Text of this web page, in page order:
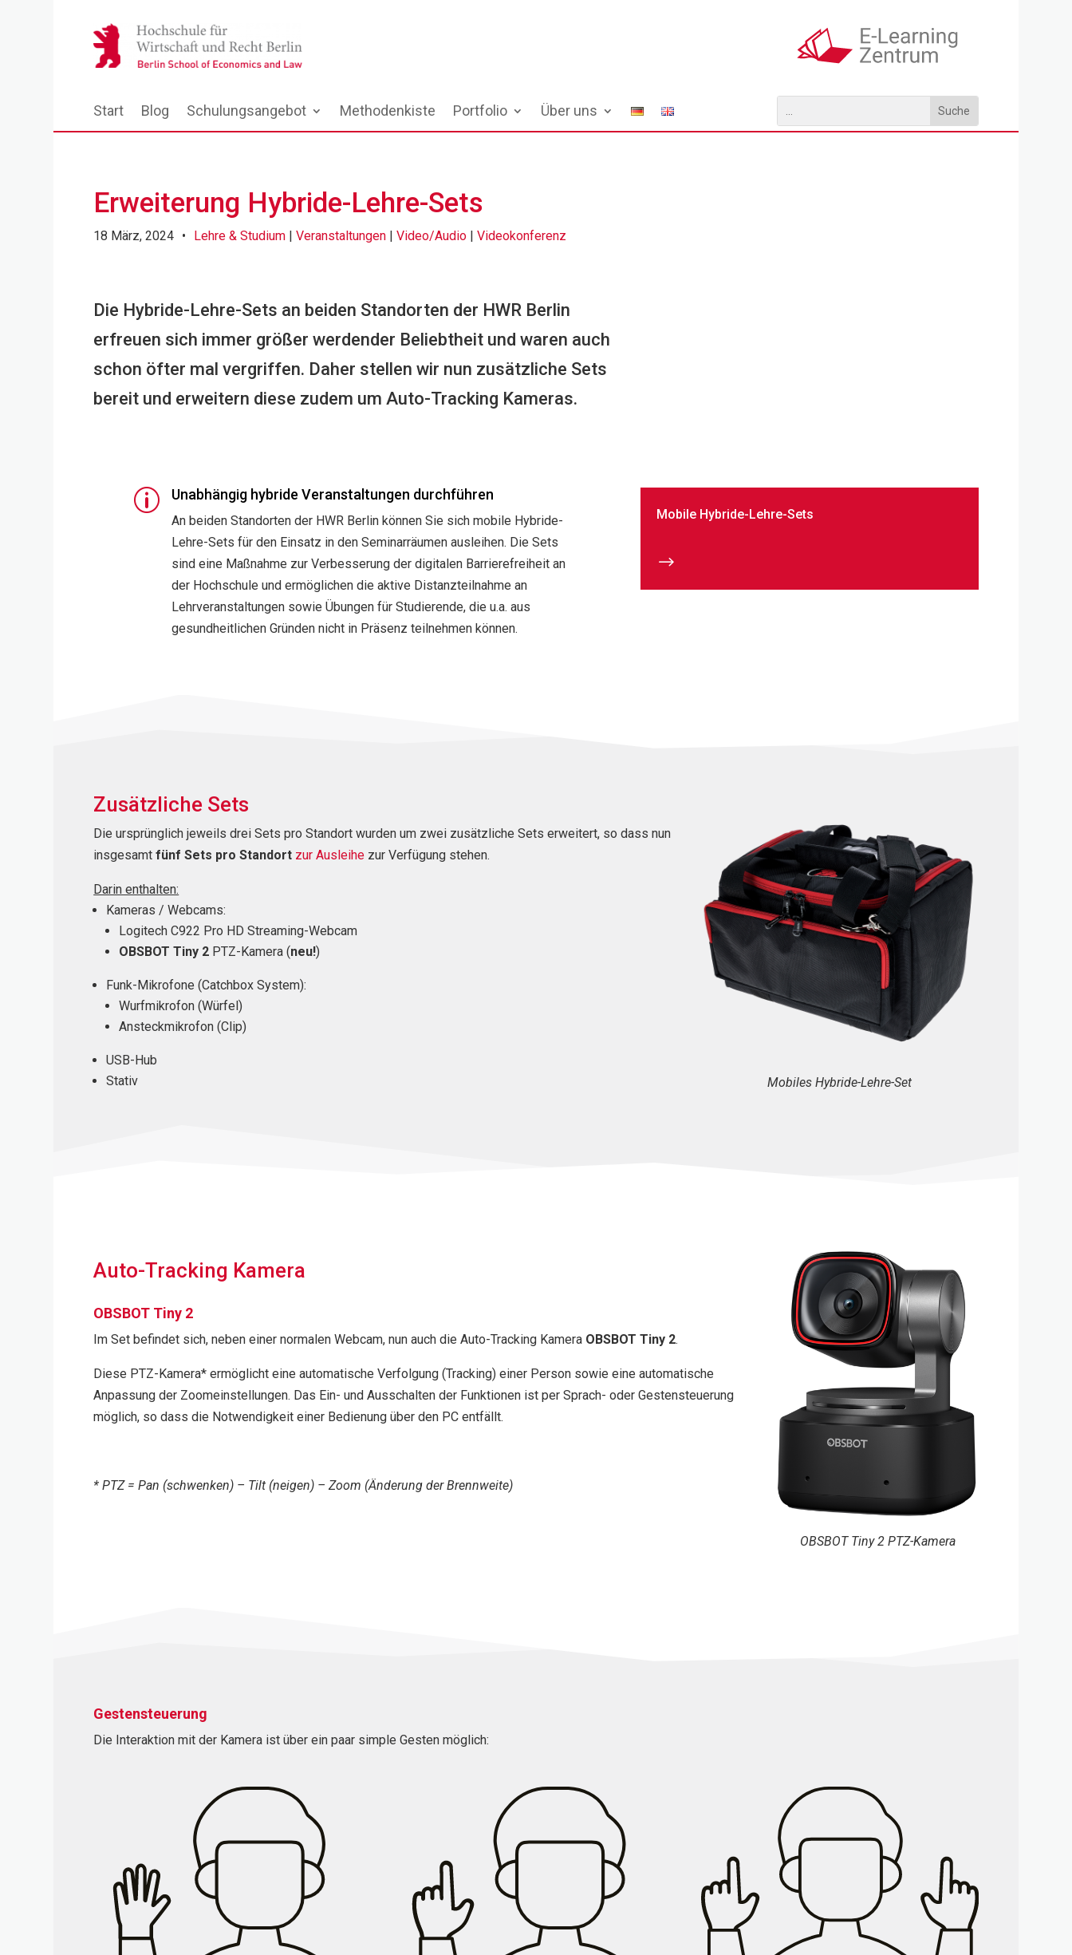
Start Blog Schulungsangebot Methodenkiste Portfolio Über uns
Erweiterung Hybride-Lehre-Sets
18 März, 2024 • Lehre & Studium |Veranstaltungen |Video/Audio |Videokonferenz
Die Hybride-Lehre-Sets an beiden Standorten der HWR Berlin
erfreuen sich immer größer werdender Beliebtheit und waren auch
schon öfter mal vergriffen. Daher stellen wir nun zusätzliche Sets
bereit und erweitern diese zudem um Auto-Tracking Kameras.
p Unabhängig hybride Veranstaltungen durchführen
An beiden Standorten der HWR Berlin können Sie sich mobile Hybride-
Lehre-Sets für den Einsatz in den Seminarräumen ausleihen. Die Sets
sind eine Maßnahme zur Verbesserung der digitalen Barrierefreiheit an
der Hochschule und ermöglichen die aktive Distanzteilnahme an
Lehrveranstaltungen sowie Übungen für Studierende, die u.a. aus
gesundheitlichen Gründen nicht in Präsenz teilnehmen können.
Mobile Hybride-Lehre-Sets
$
Zusätzliche Sets
Die ursprünglich jeweils drei Sets pro Standort wurden um zwei zusätzliche Sets erweitert, so dass nun
insgesamtfünf Sets pro Standort zur Ausleihe zur Verfügung stehen.
Darin enthalten:
Kameras / Webcams:
Logitech C922 Pro HD Streaming-Webcam
OBSBOT Tiny 2 PTZ-Kamera (neu!)
Funk-Mikrofone (Catchbox System):
Wurfmikrofon (Würfel)
Ansteckmikrofon (Clip)
USB-Hub
Stativ
Mobiles Hybride-Lehre-Set
Auto-Tracking Kamera
OBSBOT Tiny 2
Im Set befindet sich, neben einer normalen Webcam, nun auch die Auto-Tracking Kamera OBSBOT Tiny 2.
Diese PTZ-Kamera* ermöglicht eine automatische Verfolgung (Tracking) einer Person sowie eine automatische
Anpassung der Zoomeinstellungen. Das Ein- und Ausschalten der Funktionen ist per Sprach- oder Gestensteuerung
möglich, so dass die Notwendigkeit einer Bedienung über den PC entfällt.
* PTZ = Pan (schwenken) – Tilt (neigen) – Zoom (Änderung der Brennweite)
OBSBOT Tiny 2 PTZ-Kamera
Gestensteuerung
Die Interaktion mit der Kamera ist über ein paar simple Gesten möglich: